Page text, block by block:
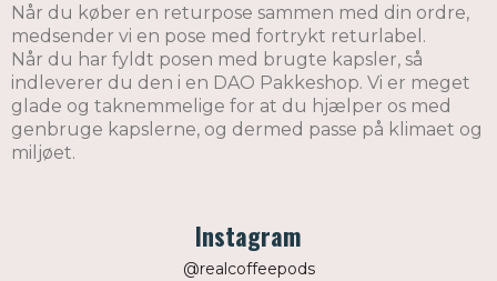
Når du køber en returpose sammen med din ordre,
medsender vi en pose med fortrykt returlabel.
Når du har fyldt posen med brugte kapsler, så
indleverer du den i en DAO Pakkeshop. Vi er meget
glade og taknemmelige for at du hjælper os med
genbruge kapslerne, og dermed passe på klimaet og
miljøet.
Instagram
@realcoffeepods